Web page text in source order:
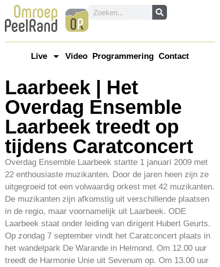
Live Video Programmering Contact
Laarbeek | Het
Overdag Ensemble
Laarbeek treedt op
tijdens Caratconcert
Overdag Ensemble Laarbeek startte 1 januari 2009 met
22 enthousiaste muzikanten. Door de jaren heen zijn ze
uitgegroeid tot een volwaardig orkest met 42 muzikanten.
De muzikanten zijn afkomstig uit verschillende plaatsen
in de regio, maar voornamelijk uit Laarbeek. ODE
Laarbeek staat onder leiding van dirigent Hubert Geurts.
Op zondag 7 september vindt het Caratconcert plaats in
het wandelpark De Warande in Helmond. Om 12.00 uur
treedt de Harmonie Unie uit Sevenum op. Om 13.00 uur